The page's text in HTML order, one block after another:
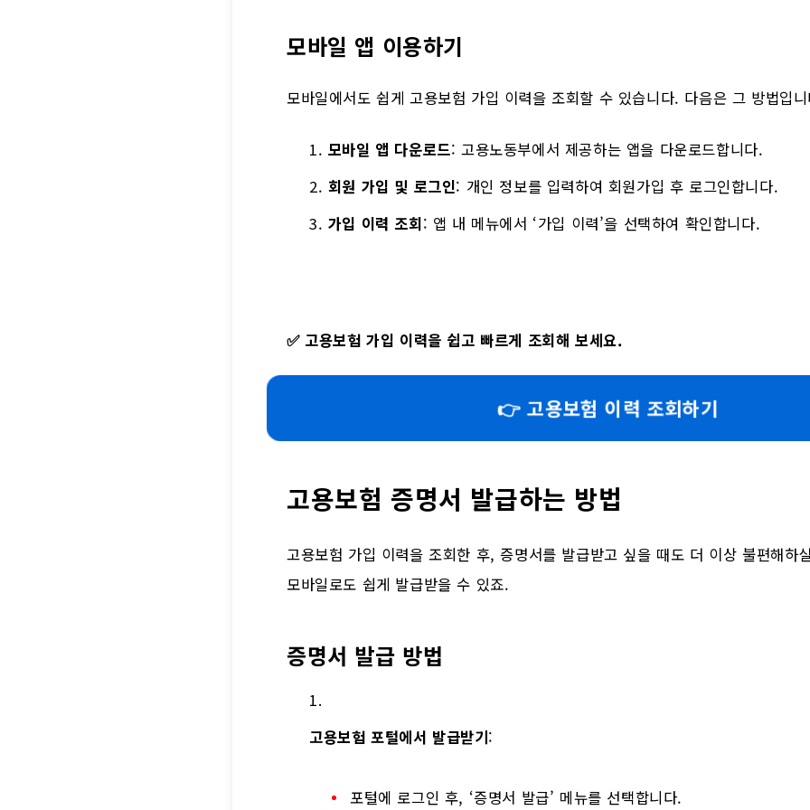
모바일 앱 이용하기
모바일에서도 쉽게 고용보험 가입 이력을 조회할 수 있습니다. 다음은 그 방법입
모바일 앱 다운로드: 고용노동부에서 제공하는 앱을 다운로드합니다.
회원 가입 및 로그인: 개인 정보를 입력하여 회원가입 후 로그인합니다.
가입 이력 조회: 앱 내 메뉴에서 ‘가입 이력’을 선택하여 확인합니다.
✅ 고용보험 가입 이력을 쉽고 빠르게 조회해 보세요.
👉 고용보험 이력 조회하기
고용보험 증명서 발급하는 방법
고용보험 가입 이력을 조회한 후, 증명서를 발급받고 싶을 때도 더 이상 불편해하
모바일로도 쉽게 발급받을 수 있죠.
증명서 발급 방법
고용보험 포털에서 발급받기:
포털에 로그인 후, ‘증명서 발급’ 메뉴를 선택합니다.